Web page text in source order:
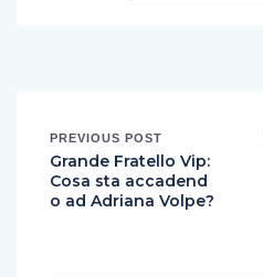
PREVIOUS POST
Grande Fratello Vip:
Cosa sta accadend
o ad Adriana Volpe?